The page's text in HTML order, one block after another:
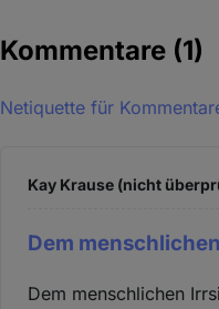
Kommentare (1)
Netiquette für
Kay Krause (nicht
Dem
Dem menschlichen